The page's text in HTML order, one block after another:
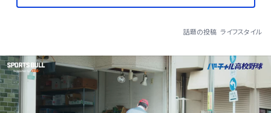
話題の投稿 ライフスタイル